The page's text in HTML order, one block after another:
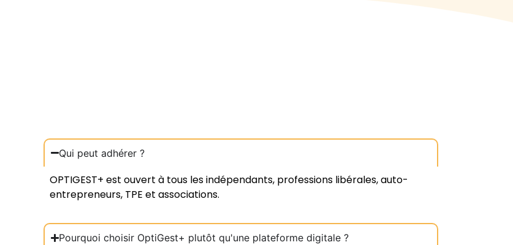
Qui peut adhérer ?
OPTIGEST+ est ouvert à tous les indépendants, professions libérales, auto-
entrepreneurs, TPE et associations.
Pourquoi choisir OptiGest+ plutôt qu'une plateforme digitale ?